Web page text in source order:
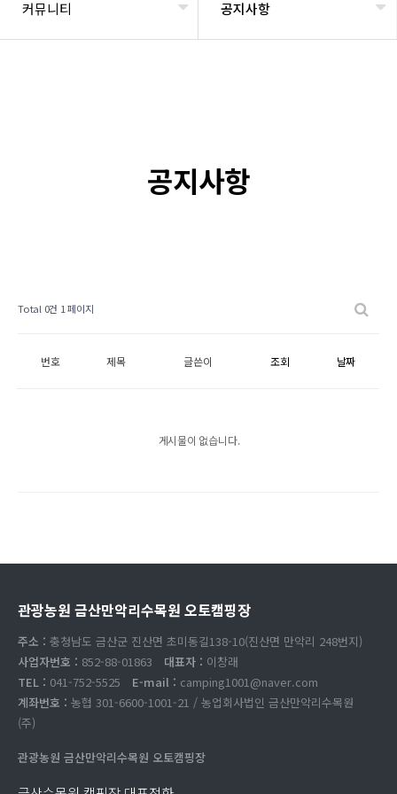
커뮤니티 공지사항
공지사항
Total 0건 1 페이지
번호 제목 글쓴이 조회 날짜
게시물이 없습니다.
관광농원 금산만악리수목원 오토캠핑장
주소 : 충청남도 금산군 진산면 초미동길138-10(진산면 만악리 248번지)
사업자번호 : 852-88-01863 대표자 : 이창래
TEL : 041-752-5525 E-mail : camping1001@naver.com
계좌번호 : 농협 301-6600-1001-21 / 농업회사법인 금산만악리수목원
(주)
관광농원 금산만악리수목원 오토캠핑장